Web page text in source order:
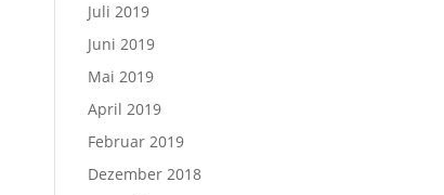
Juli 2019
Juni 2019
Mai 2019
April 2019
Februar 2019
Dezember 2018